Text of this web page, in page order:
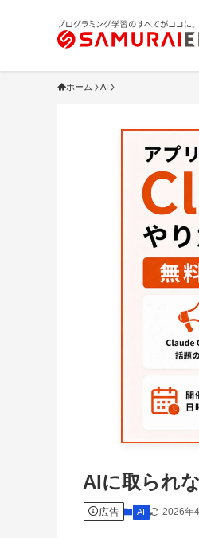
ホーム AI
AIに取られ
広告 AI 2026年